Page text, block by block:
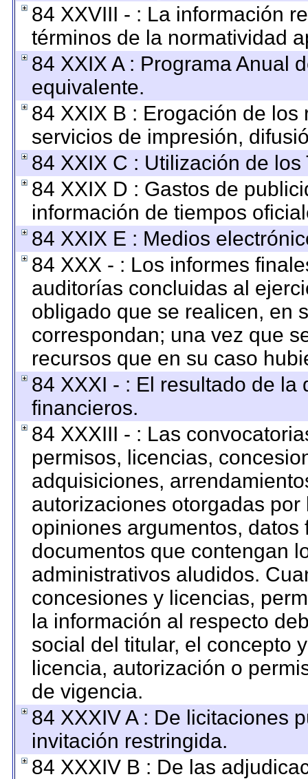
84 XXVIII - : La información
términos de la normatividad
84 XXIX A : Programa Anual
equivalente.
84 XXIX B : Erogación de
servicios de impresión,
84 XXIX C : Utilización de
84 XXIX D : Gastos de
información de tiempos
84 XXIX E : Medios
84 XXX - : Los informes
auditorías concluidas al
obligado que se realicen, en
correspondan; una vez que
recursos que en su caso
84 XXXI - : El resultado de
financieros.
84 XXXIII - : Las
permisos, licencias,
adquisiciones,
autorizaciones otorgadas
opiniones argumentos,
documentos que contengan
administrativos aludidos.
concesiones y licencias,
la información al respecto
social del titular, el concepto
licencia, autorización o
de vigencia.
84 XXXIV A : De licitaciones
invitación restringida.
84 XXXIV B : De las